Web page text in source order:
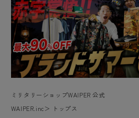
ミリタリーショップWAIPER 公式
WAIPER.inc＞
トップス